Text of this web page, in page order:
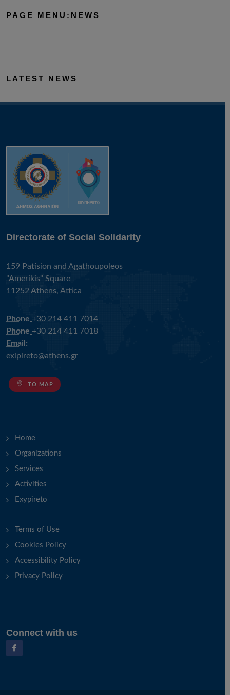
PAGE MENU:NEWS
LATEST NEWS
Directorate of Social Solidarity
159 Patision and Agathoupoleos
"Amerikis" Square
11252 Athens, Attica
Phone +30 214 411 7014
Phone +30 214 411 7018
Email:
exipireto@athens.gr
TO MAP
Home
Organizations
Services
Activities
Exypireto
Terms of Use
Cookies Policy
Accessibility Policy
Privacy Policy
Connect with us